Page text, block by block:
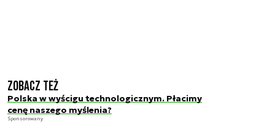
Zobacz też
Polska w wyścigu technologicznym. Płacimy
cenę naszego myślenia?
Sponsorowany